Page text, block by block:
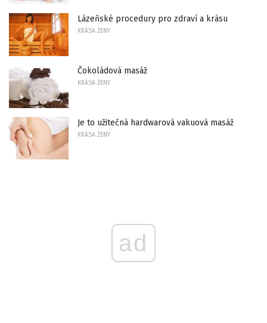
Lázeňské procedury pro zdraví a krásu
KRÁSA ŽENY
Čokoládová masáž
KRÁSA ŽENY
Je to užitečná hardwarová vakuová masáž
KRÁSA ŽENY
ad